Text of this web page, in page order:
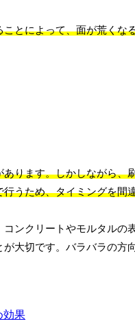
とによって、面が荒くな
ります。しかしながら、
うため、タイミングを間
ンクリートやモルタルの
大切です。バラバラの方
効果